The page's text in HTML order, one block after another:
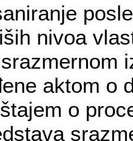
nivoa
aktom o
o